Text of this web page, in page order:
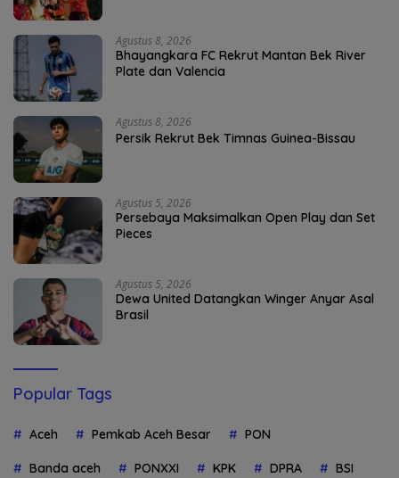
Agustus 8, 2026
Bhayangkara FC Rekrut Mantan Bek River
Plate dan Valencia
Agustus 8, 2026
Persik Rekrut Bek Timnas Guinea-Bissau
Agustus 5, 2026
Persebaya Maksimalkan Open Play dan Set
Pieces
Agustus 5, 2026
Dewa United Datangkan Winger Anyar Asal
Brasil
Popular Tags
Aceh Pemkab Aceh Besar PON
Banda aceh PONXXI KPK DPRA BSI